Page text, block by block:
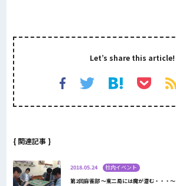
Let’s share this article!
{ 関連記事 }
2018.05.24
社内イベント
第2回麻雀部 ～東二局には魔が潜む・・・～